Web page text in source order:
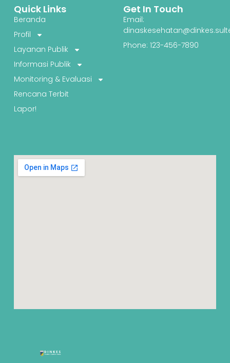
Quick Links
Beranda
Profil
Layanan Publik
Informasi Publik
Monitoring & Evaluasi
Rencana Terbit
Lapor!
Get In Touch
Email:
Phone: 123-456-7890